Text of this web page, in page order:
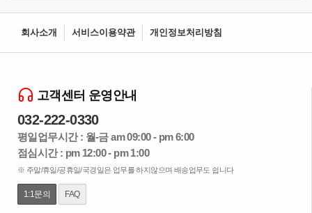
회사소개 서비스이용약관 개인정보처리방침
고객센터 운영안내
032-222-0330
평일업무시간 : 월-금 am 09:00 - pm 6:00
점심시간 : pm 12:00 - pm 1:00
※ 주말/휴일/공휴일/국경일은 업무를 하지않으며 배송업무도 쉽니다
1:1문의 FAQ